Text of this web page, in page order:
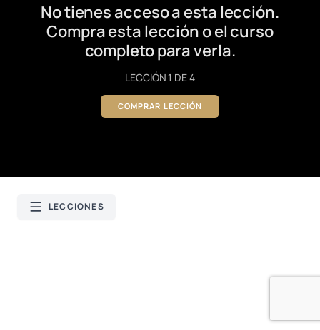
No tienes acceso a esta lección.
Compra esta lección o el curso
completo para verla.
LECCIÓN 1 DE 4
COMPRAR LECCIÓN
LECCIONES